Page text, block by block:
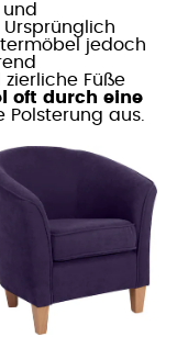
Ursprünglich
jedoch
zierliche Füße
oft durch eine
Polsterung aus.